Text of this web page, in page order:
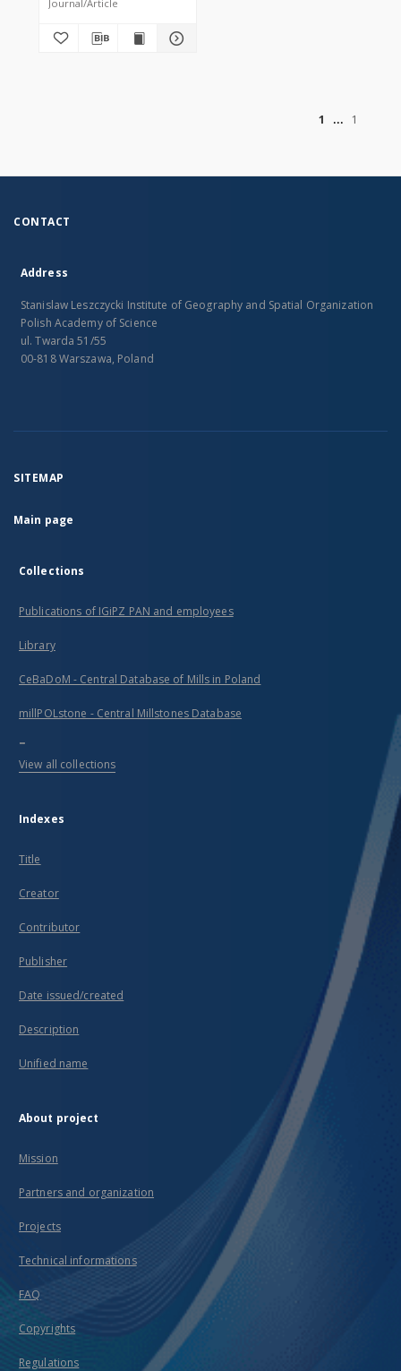
Journal/Article
1
1
CONTACT
Address
Stanislaw Leszczycki Institute of Geography and Spatial Organization
Polish Academy of Science
ul. Twarda 51/55
00-818 Warszawa, Poland
SITEMAP
Main page
Collections
Publications of IGiPZ PAN and employees
Library
CeBaDoM - Central Database of Mills in Poland
millPOLstone - Central Millstones Database
...
View all collections
Indexes
Title
Creator
Contributor
Publisher
Date issued/created
Description
Unified name
About project
Mission
Partners and organization
Projects
Technical informations
FAQ
Copyrights
Regulations